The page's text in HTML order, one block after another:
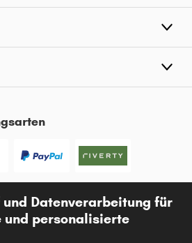
Datenverarbeitung für
und personalisierte